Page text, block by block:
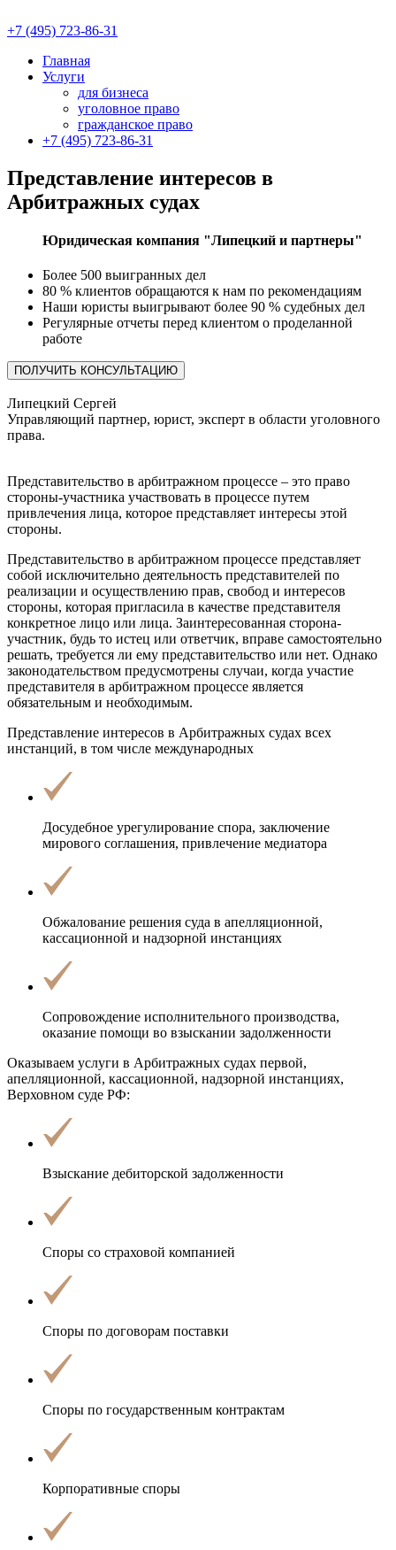
+7 (495) 723-86-31
Главная
Услуги
для бизнеса
уголовное право
гражданское право
+7 (495) 723-86-31
Представление интересов в
Арбитражных судах
Юридическая компания "Липецкий и партнеры"
Более 500 выигранных дел
80 % клиентов обращаются к нам по рекомендациям
Наши юристы выигрывают более 90 % судебных дел
Регулярные отчеты перед клиентом о проделанной
работе
ПОЛУЧИТЬ КОНСУЛЬТАЦИЮ
Липецкий Сергей
Управляющий партнер, юрист, эксперт в области уголовного
права.
Представительство в арбитражном процессе – это право
стороны-участника участвовать в процессе путем
привлечения лица, которое представляет интересы этой
стороны.
Представительство в арбитражном процессе представляет
собой исключительно деятельность представителей по
реализации и осуществлению прав, свобод и интересов
стороны, которая пригласила в качестве представителя
конкретное лицо или лица. Заинтересованная сторона-
участник, будь то истец или ответчик, вправе самостоятельно
решать, требуется ли ему представительство или нет. Однако
законодательством предусмотрены случаи, когда участие
представителя в арбитражном процессе является
обязательным и необходимым.
Представление интересов в Арбитражных судах всех
инстанций, в том числе международных
Досудебное урегулирование спора, заключение
мирового соглашения, привлечение медиатора
Обжалование решения суда в апелляционной,
кассационной и надзорной инстанциях
Сопровождение исполнительного производства,
оказание помощи во взыскании задолженности
Оказываем услуги в Арбитражных судах первой,
апелляционной, кассационной, надзорной инстанциях,
Верховном суде РФ:
Взыскание дебиторской задолженности
Споры со страховой компанией
Споры по договорам поставки
Споры по государственным контрактам
Корпоративные споры